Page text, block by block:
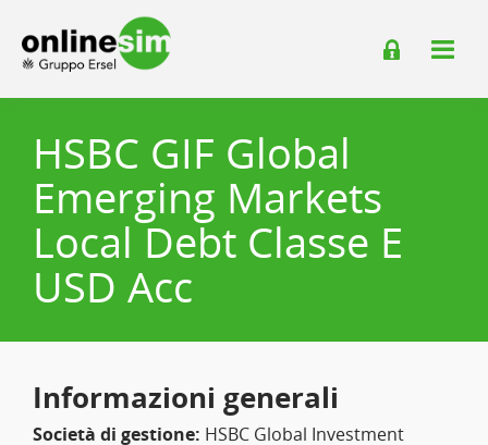
HSBC GIF Global
Emerging Markets
Local Debt Classe E
USD Acc
Informazioni generali
Società di gestione: HSBC Global Investment